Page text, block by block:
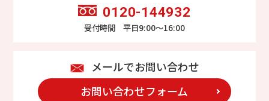
0120-144932
受付時間 平日9:00～16:00
メールでお問い合わせ
お問い合わせフォーム